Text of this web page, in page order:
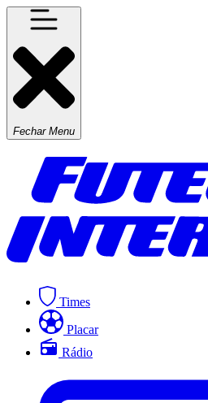
Fechar Menu
Times
Placar
Rádio